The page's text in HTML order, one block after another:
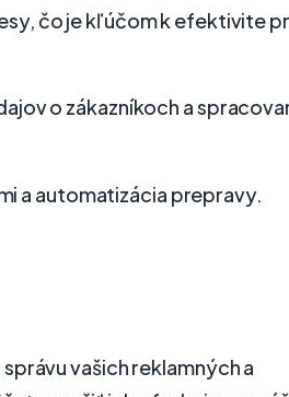
čo je kľúčom k efektivite
o zákazníkoch a
a automatizácia prepravy.
vašich reklamných a